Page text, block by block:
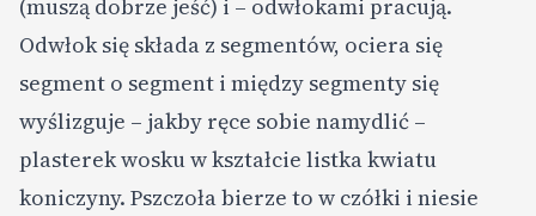
(muszą dobrze jeść) i – odwłokami pracują.
Odwłok się składa z segmentów, ociera się
segment o segment i między segmenty się
wyślizguje – jakby ręce sobie namydlić –
plasterek wosku w kształcie listka kwiatu
koniczyny. Pszczoła bierze to w czółki i niesie